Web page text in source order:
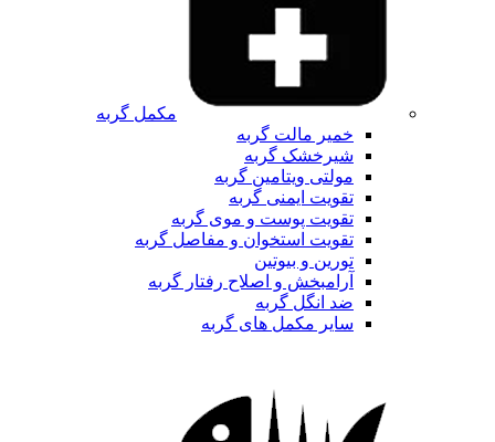
مکمل گربه
خمیر مالت گربه
شیرخشک گربه
مولتی ویتامین گربه
تقویت ایمنی گربه
تقویت پوست و موی گربه
تقویت استخوان و مفاصل گربه
تورین و بیوتین
آرامبخش و اصلاح رفتار گربه
ضد انگل گربه
سایر مکمل های گربه